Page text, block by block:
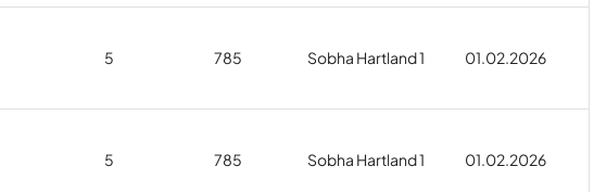
5 785 Sobha Hartland 1 01.02.2026
5 785 Sobha Hartland 1 01.02.2026